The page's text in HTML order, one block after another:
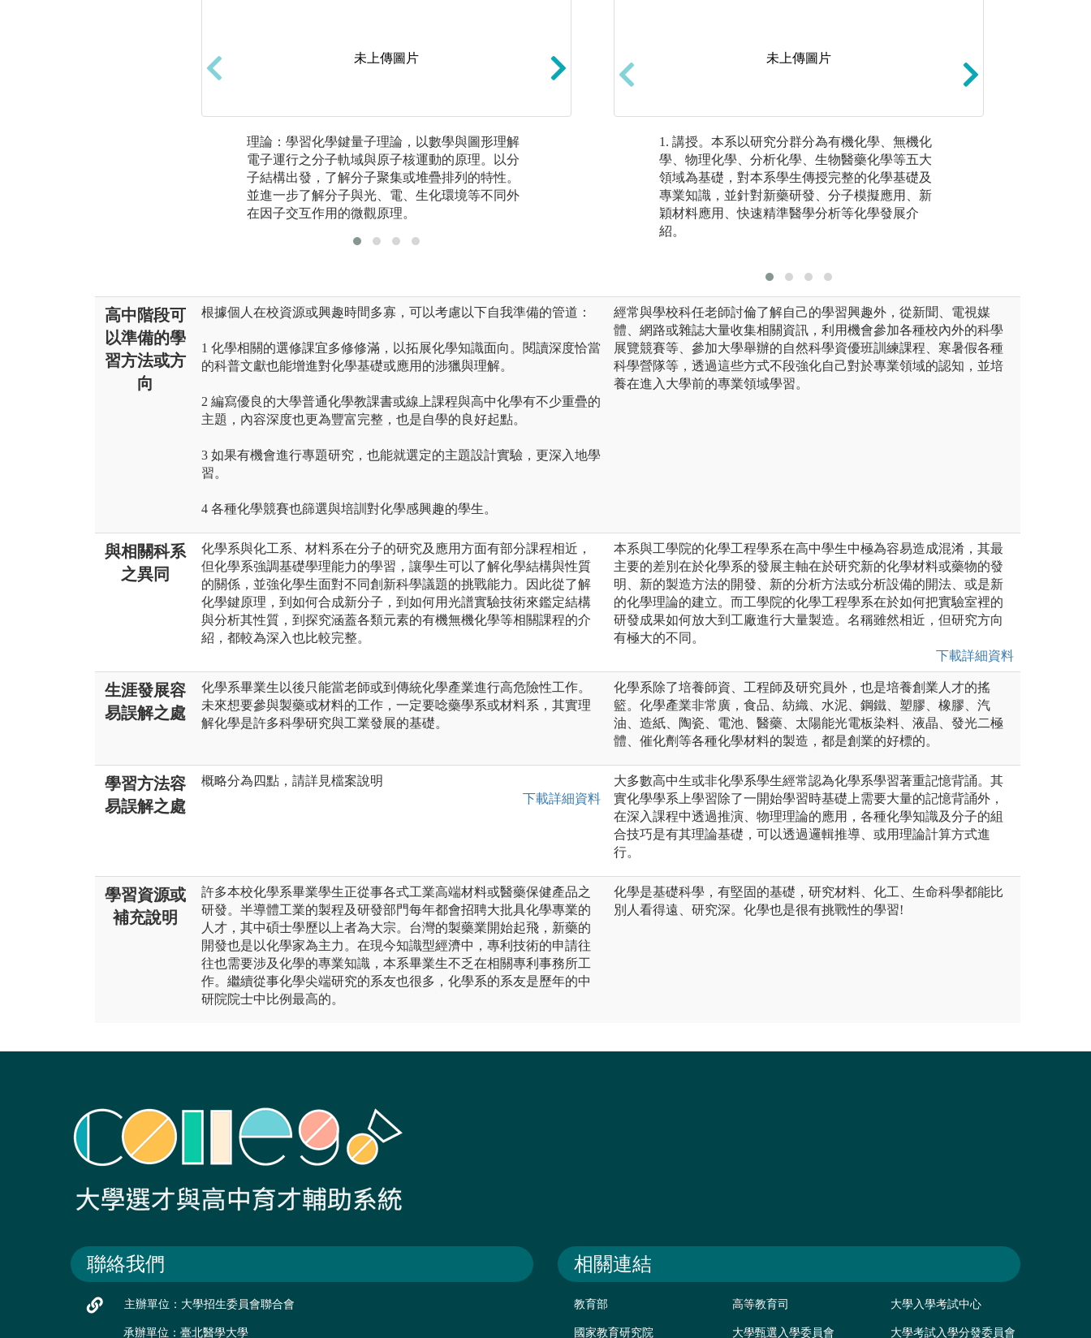
未上傳圖片
理論：學習化學鍵量子理論，以數學與圖形理解
電子運行之分子軌域與原子核運動的原理。以分
子結構出發，了解分子聚集或堆疊排列的特性。
並進一步了解分子與光、電、生化環境等不同外
在因子交互作用的微觀原理。
未上傳圖片
實驗：藉由各類化學反應的學習與開發，調整反
應進行的條件與純化程序，來創造新的分子結構
或新材料。
未上傳圖片
1. 講授。本系以研究分群分為有機化學、無機化
學、物理化學、分析化學、生物醫藥化學等五大
領域為基礎，對本系學生傳授完整的化學基礎及
專業知識，並針對新藥研發、分子模擬應用、新
穎材料應用、快速精準醫學分析等化學發展介
紹。
高中階段可
以準備的學
習方法或方
向
根據個人在校資源或興趣時間多寡，可以考慮以下自我準備的管道：
1 化學相關的選修課宜多修修滿，以拓展化學知識面向。閱讀深度恰當
的科普文獻也能增進對化學基礎或應用的涉獵與理解。
2 編寫優良的大學普通化學教課書或線上課程與高中化學有不少重疊的
主題，內容深度也更為豐富完整，也是自學的良好起點。
3 如果有機會進行專題研究，也能就選定的主題設計實驗，更深入地學
習。
4 各種化學競賽也篩選與培訓對化學感興趣的學生。
經常與學校科任老師討倫了解自己的學習興趣外，從新聞、電視媒
體、網路或雜誌大量收集相關資訊，利用機會參加各種校內外的科學
展覽競賽等、參加大學舉辦的自然科學資優班訓練課程、寒暑假各種
科學營隊等，透過這些方式不段強化自己對於專業領域的認知，並培
養在進入大學前的專業領域學習。
與相關科系
之異同
化學系與化工系、材料系在分子的研究及應用方面有部分課程相近，
但化學系強調基礎學理能力的學習，讓學生可以了解化學結構與性質
的關係，並強化學生面對不同創新科學議題的挑戰能力。因此從了解
化學鍵原理，到如何合成新分子，到如何用光譜實驗技術來鑑定結構
與分析其性質，到探究涵蓋各類元素的有機無機化學等相關課程的介
紹，都較為深入也比較完整。
本系與工學院的化學工程學系在高中學生中極為容易造成混淆，其最
主要的差別在於化學系的發展主軸在於研究新的化學材料或藥物的發
明、新的製造方法的開發、新的分析方法或分析設備的開法、或是新
的化學理論的建立。而工學院的化學工程學系在於如何把實驗室裡的
研發成果如何放大到工廠進行大量製造。名稱雖然相近，但研究方向
有極大的不同。
下載詳細資料
生涯發展容
易誤解之處
化學系畢業生以後只能當老師或到傳統化學產業進行高危險性工作。
未來想要參與製藥或材料的工作，一定要唸藥學系或材料系，其實理
解化學是許多科學研究與工業發展的基礎。
化學系除了培養師資、工程師及研究員外，也是培養創業人才的搖
籃。化學產業非常廣，食品、紡織、水泥、鋼鐵、塑膠、橡膠、汽
油、造紙、陶瓷、電池、醫藥、太陽能光電板染料、液晶、發光二極
體、催化劑等各種化學材料的製造，都是創業的好標的。
學習方法容
易誤解之處
概略分為四點，請詳見檔案說明
下載詳細資料
大多數高中生或非化學系學生經常認為化學系學習著重記憶背誦。其
實化學學系上學習除了一開始學習時基礎上需要大量的記憶背誦外，
在深入課程中透過推演、物理理論的應用，各種化學知識及分子的組
合技巧是有其理論基礎，可以透過邏輯推導、或用理論計算方式進
行。
學習資源或
補充說明
許多本校化學系畢業學生正從事各式工業高端材料或醫藥保健產品之
研發。半導體工業的製程及研發部門每年都會招聘大批具化學專業的
人才，其中碩士學歷以上者為大宗。台灣的製藥業開始起飛，新藥的
開發也是以化學家為主力。在現今知識型經濟中，專利技術的申請往
往也需要涉及化學的專業知識，本系畢業生不乏在相關專利事務所工
作。繼續從事化學尖端研究的系友也很多，化學系的系友是歷年的中
研院院士中比例最高的。
化學是基礎科學，有堅固的基礎，研究材料、化工、生命科學都能比
別人看得遠、研究深。化學也是很有挑戰性的學習!
聯絡我們
主辦單位：大學招生委員會聯合會
承辦單位：臺北醫學大學
相關連結
教育部 高等教育司 大學入學考試中心
國家教育研究院 大學甄選入學委員會 大學考試入學分發委員會